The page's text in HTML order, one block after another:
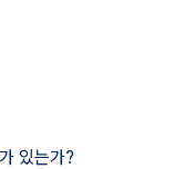
있는가?